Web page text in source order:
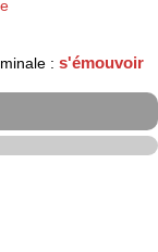
: s'émouvoir